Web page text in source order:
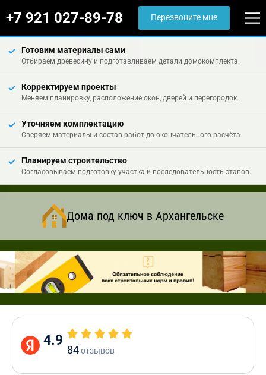
+7 921 027-89-78 Перезвоните мне
Готовим материалы сами
Отбираем древесину и подготавливаем детали домокомплекта.
Корректируем проекты
Меняем планировку, расположение окон, дверей и перегородок.
Уточняем комплектацию
Сверяем материалы и состав работ до окончательного расчёта.
Планируем строительство
Согласовываем подготовку участка и последовательность этапов.
Дома под ключ в Архангельске
4.9
84отзывов